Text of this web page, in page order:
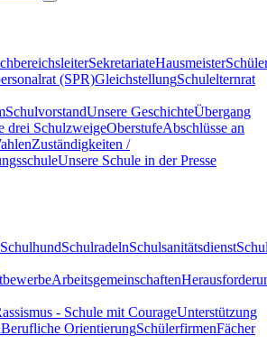
SekretariateHausmeister
(SPR)GleichstellungSchulelternrat
SchulvorstandUnsere GeschichteÜbergang
drei SchulzweigeOberstufeAbschlüsse an
Zuständigkeiten /
Unsere Schule in der Presse
SchulhundSchulradelnSchulsanitätsdienst
Arbeitsgemeinschaften
- Schule mit CourageUnterstützung
Berufliche OrientierungSchülerfirmenFächer